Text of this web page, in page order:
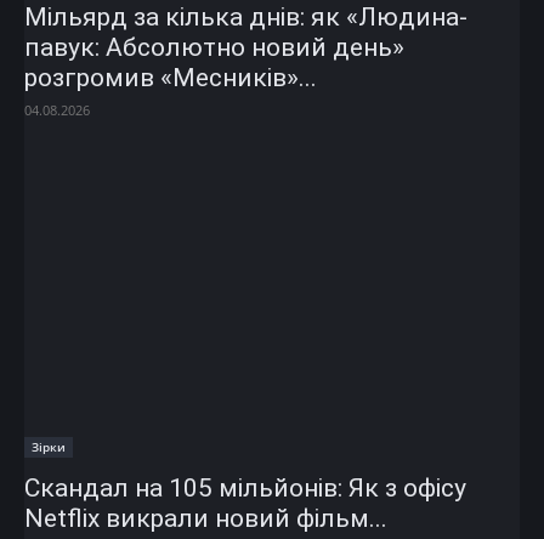
Мільярд за кілька днів: як «Людина-
павук: Абсолютно новий день»
розгромив «Месників»...
04.08.2026
Зірки
Скандал на 105 мільйонів: Як з офісу
Netflix викрали новий фільм...